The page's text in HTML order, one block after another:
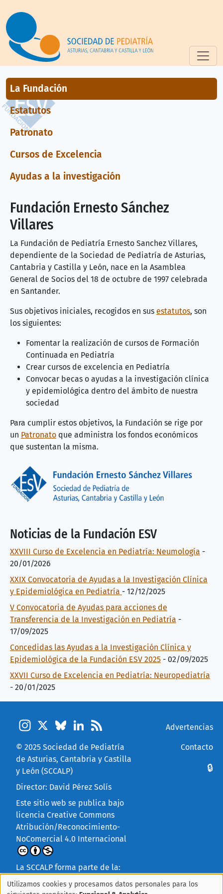
Fundación ESV
La Fundación
Estatutos
Patronato
Cursos de Excelencia
Ayudas a la investigación
Fundación Ernesto Sánchez
Villares
La Fundación de Pediatría Ernesto Sanchez Villares,
dependiente de la Sociedad de Pediatría de Asturias,
Cantabria y Castilla y León, nace en la Asamblea
General de Socios del 18 de octubre de 1997 celebrada
en Santander.
Sus objetivos iniciales, recogidos en sus estatutos, son
los siguientes:
Fomentar la realización de cursos de Formación
Continuada en Pediatría
Crear cursos de excelencia en Pediatría
Convocar becas o ayudas a la investigación clínica
y epidemiológica dentro del ámbito de nuestra
sociedad
Para cumplir estos objetivos, la Fundación se rige por
un Patronato que administra los fondos económicos
que sustentan la misma.
Noticias de la Fundación ESV
XXVIII Curso de Excelencia en Pediatría: Neumología -
20/01/2026
XXIX Convocatoria de Ayudas a la Investigación Clínica
y Epidemiológica en Pediatría - 12/12/2025
V Convocatoria de Ayudas para acciones de
Transferencia de la Investigación en Pediatría -
17/09/2025
Concedidas las Ayudas a la Investigación Clínica y
Epidemiológica de la Fundación ESV 2025 - 02/09/2025
XXVII Curso de Excelencia en Pediatría: Neuropediatría
- 20/01/2025
Instagram BlueskyLinkedIn
© 2025 Sociedad de Pediatría
de Asturias, Cantabria y Castilla
y León (SCCALP)
Director: David Pérez Solís
Este sitio web se publica bajo
licencia Creative Commons
Atribución/Reconocimiento-
NoComercial 4.0 Internacional
La SCCALP forma parte de la:
Pie de página
Advertencias
Contacto
Menú de 🔒
Utilizamos cookies y procesamos datos personales para los